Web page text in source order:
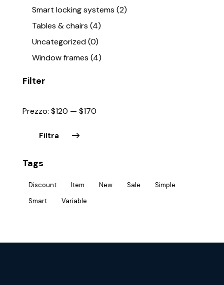
Smart locking systems (2)
Tables & chairs (4)
Uncategorized(0)
Window frames (4)
Filter
Filtra
Prezzo: $120 — $170
Tags
Discount Item New Sale
Simple
Smart
Variable